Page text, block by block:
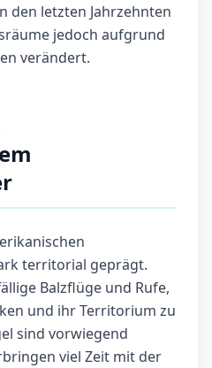
den letzten Jahrzehnten
jedoch aufgrund
verändert.
territorial geprägt.
Balzflüge und Rufe,
und ihr Territorium zu
sind vorwiegend
viel Zeit mit der